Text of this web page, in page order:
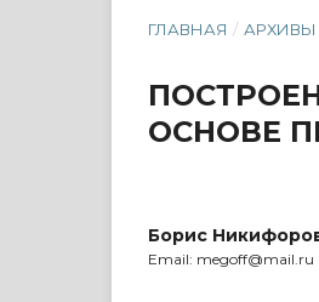
ГЛАВНАЯ / АРХИВЫ
ОСНОВЕ
Борис
Email: megoff@mail.ru